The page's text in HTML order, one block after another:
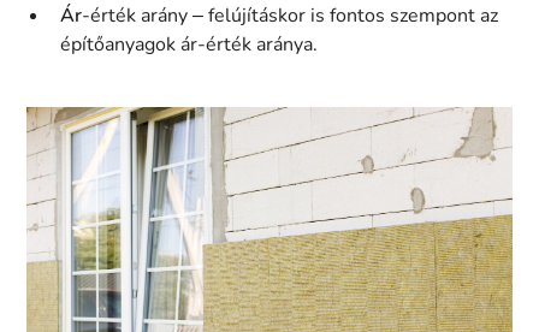
Ár-érték arány – felújításkor is fontos szempont az
építőanyagok ár-érték aránya.